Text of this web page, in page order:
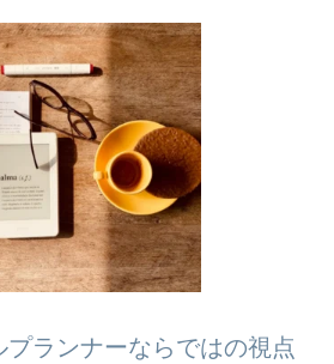
プランナーならではの視点